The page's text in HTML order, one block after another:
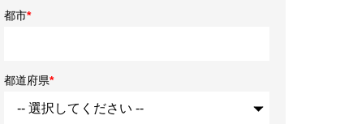
都市*
都道府県*